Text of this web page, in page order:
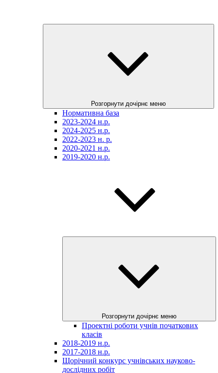
Розгорнути дочірнє меню
Нормативна база
2023-2024 н.р.
2024-2025 н.р.
2022-2023 н. р.
2020-2021 н.р.
2019-2020 н.р.
Розгорнути дочірнє меню
Проектні роботи учнів початкових
класів
2018-2019 н.р.
2017-2018 н.р.
Щорічний конкурс учнівських науково-
дослідних робіт